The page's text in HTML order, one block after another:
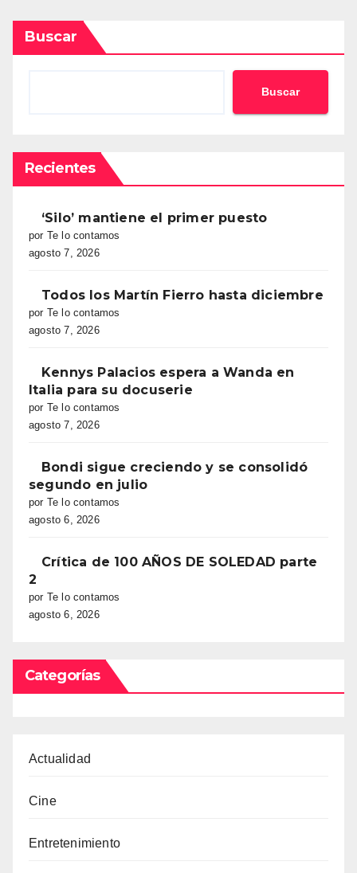
Buscar
Buscar
Recientes
‘Silo’ mantiene el primer puesto
por Te lo contamos
agosto 7, 2026
Todos los Martín Fierro hasta diciembre
por Te lo contamos
agosto 7, 2026
Kennys Palacios espera a Wanda en
Italia para su docuserie
por Te lo contamos
agosto 7, 2026
Bondi sigue creciendo y se consolidó
segundo en julio
por Te lo contamos
agosto 6, 2026
Crítica de 100 AÑOS DE SOLEDAD parte
2
por Te lo contamos
agosto 6, 2026
Categorías
Actualidad
Cine
Entretenimiento